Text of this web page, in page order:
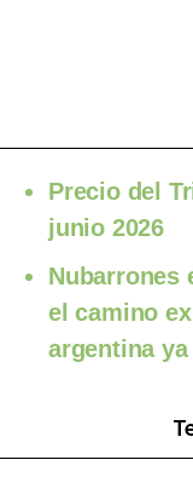
Precio del
junio 2026
Nubarrones
el camino
argentina